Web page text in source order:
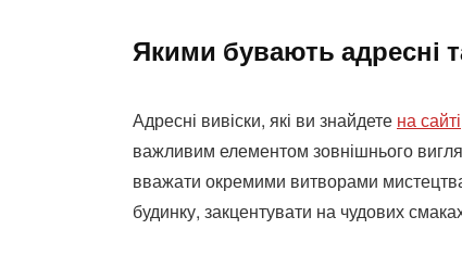
Якими бувають адресні
Адресні вивіски, які ви знайдете на сайті
важливим елементом зовнішнього
вважати окремими витворами
будинку, закцентувати на чудових